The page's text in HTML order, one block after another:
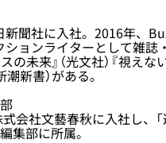
聞社に入社。2016年、
ョンライターとして雑誌
未来』（光文社）『視えな
新書）がある。
社文藝春秋に入社し、「
集部に所属。